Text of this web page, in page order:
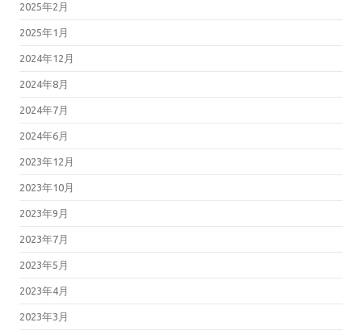
2025年2月
2025年1月
2024年12月
2024年8月
2024年7月
2024年6月
2023年12月
2023年10月
2023年9月
2023年7月
2023年5月
2023年4月
2023年3月